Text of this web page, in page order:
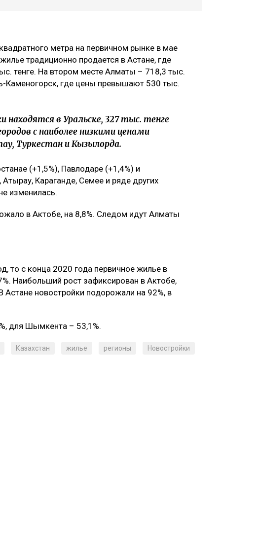
метра на первичном рынке в мае
традиционно продается в Астане, где
тенге. На втором месте Алматы – 718,3 тыс.
Каменогорск, где цены превышают 530 тыс.
в Уральске, 327 тыс. тенге
с наиболее низкими ценами
Туркестан и Кызылорда.
(+1,5%), Павлодаре (+1,4%) и
Караганде, Семее и ряде других
изменилась.
в Актобе, на 8,8%. Следом идут Алматы
то с конца 2020 года первичное жилье в
Наибольший рост зафиксирован в Актобе,
новостройки подорожали на 92%, в
для Шымкента – 53,1%.
Казахстан жилье регионы Новостройки